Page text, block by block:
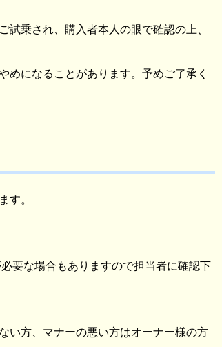
乗され、購入者本人の眼で確認の上、
めになることがあります。予めご了承く
す。
要な場合もありますので担当者に確認下
い方、マナーの悪い方はオーナー様の方